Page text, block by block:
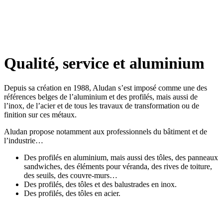
Qualité, service et aluminium
Depuis sa création en 1988, Aludan s’est imposé comme une des
références belges de l’aluminium et des profilés, mais aussi de
l’inox, de l’acier et de tous les travaux de transformation ou de
finition sur ces métaux.
Aludan propose notamment aux professionnels du bâtiment et de
l’industrie…
Des profilés en aluminium, mais aussi des tôles, des panneaux
sandwiches, des éléments pour véranda, des rives de toiture,
des seuils, des couvre-murs…
Des profilés, des tôles et des balustrades en inox.
Des profilés, des tôles en acier.